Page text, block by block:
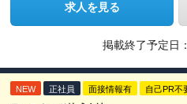
求人を見る
掲載終了予定日：
NEW 正社員 面接情報有 自己PR不